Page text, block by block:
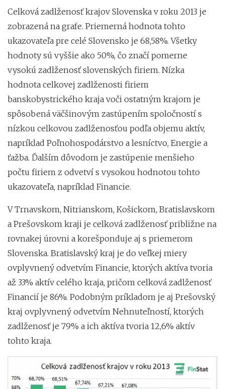
Celková zadlženosť krajov Slovenska v roku 2013 je
zobrazená na grafe. Priemerná hodnota tohto
ukazovateľa pre celé Slovensko je 68,58%. Všetky
hodnoty sú vyššie ako 50%, čo značí pomerne
vysokú zadlženosť slovenských firiem. Nízka
hodnota celkovej zadlženosti firiem
banskobystrického kraja voči ostatným krajom je
spôsobená väčšinovým zastúpením spoločností s
nízkou celkovou zadlženosťou podľa objemu aktív,
napríklad Poľnohospodárstvo a lesníctvo, Energie a
ťažba. Ďalším dôvodom je zastúpenie menšieho
počtu firiem z odvetví s vysokou hodnotou tohto
ukazovateľa, napríklad Financie.
V Trnavskom, Nitrianskom, Košickom, Bratislavskom
a Prešovskom kraji je celková zadlženosť približne na
rovnakej úrovni a korešponduje aj s priemerom
Slovenska. Bratislavský kraj je do veľkej miery
ovplyvnený odvetvím Financie, ktorých aktíva tvoria
až 33% aktív celého kraja, pričom celková zadlženosť
Financií je 86%. Podobným príkladom je aj Prešovský
kraj ovplyvnený odvetvím Nehnuteľností, ktorých
zadlženosť je 79% a ich aktíva tvoria 12,6% aktív
tohto kraja.